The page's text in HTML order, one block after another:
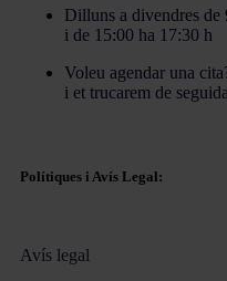
Dilluns a divendres de
i de 15:00 ha 17:30 h
Voleu agendar una
i et trucarem de
Polítiques i Avís Legal:
Avís legal